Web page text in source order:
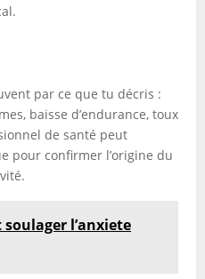
par ce que tu décris :
baisse d’endurance, toux
de santé peut
pour confirmer l’origine du
l’anxiete